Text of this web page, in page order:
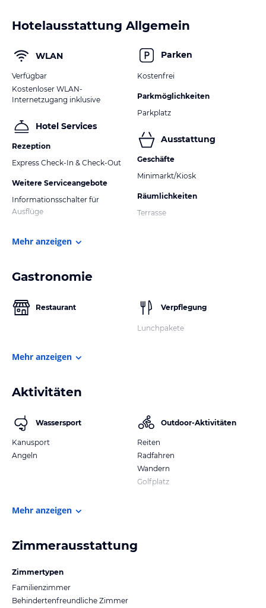
Hotelausstattung Allgemein
WLAN
Verfügbar
Kostenloser WLAN-
Internetzugang inklusive
Hotel Services
Rezeption
Express Check-In & Check-Out
Weitere Serviceangebote
Informationsschalter für
Ausflüge
Parken
Kostenfrei
Parkmöglichkeiten
Parkplatz
Ausstattung
Geschäfte
Minimarkt/Kiosk
Räumlichkeiten
Terrasse
Mehr anzeigen
Gastronomie
Restaurant Verpflegung
Lunchpakete
Mehr anzeigen
Aktivitäten
Wassersport
Kanusport
Angeln
Outdoor-Aktivitäten
Reiten
Radfahren
Wandern
Golfplatz
Mehr anzeigen
Zimmerausstattung
Zimmertypen
Familienzimmer
Behindertenfreundliche Zimmer